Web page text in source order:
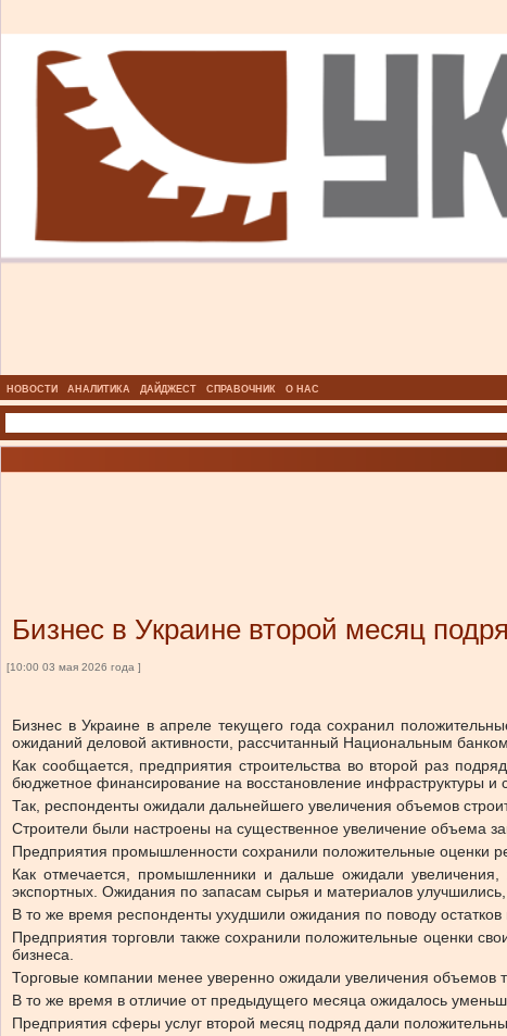
НОВОСТИ АНАЛИТИКА ДАЙДЖЕСТ СПРАВОЧНИК О НАС
Бизнес в Украине второй месяц
[10:00 03 мая 2026 года ]
Бизнес в Украине в апреле текущего года сохранил
ожиданий деловой активности, рассчитанный Национальным
Как сообщается, предприятия строительства во второй раз
бюджетное финансирование на восстановление инфраструктуры и
Так, респонденты ожидали дальнейшего увеличения объемов
Строители были настроены на существенное увеличение объема
Предприятия промышленности сохранили положительные оценки
Как отмечается, промышленники и дальше ожидали
экспортных. Ожидания по запасам сырья и материалов
В то же время респонденты ухудшили ожидания по поводу остатков
Предприятия торговли также сохранили положительные оценки
бизнеса.
Торговые компании менее уверенно ожидали увеличения объемов
В то же время в отличие от предыдущего месяца ожидалось
Предприятия сферы услуг второй месяц подряд дали